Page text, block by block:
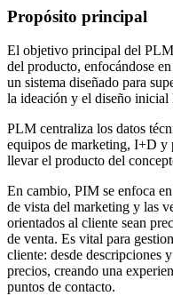
Propósito principal
El objetivo principal del
del producto, enfocándose
un sistema diseñado para
la ideación y el diseño
PLM centraliza los datos
equipos de marketing, I+D y
llevar el producto del
En cambio, PIM se enfoca
de vista del marketing y las
orientados al cliente sean
de venta. Es vital para
cliente: desde descripciones
precios, creando una
puntos de contacto.